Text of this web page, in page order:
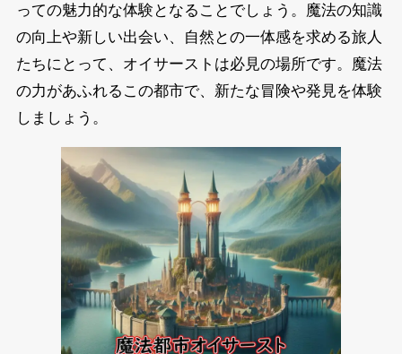
っての魅力的な体験となることでしょう。魔法の知識
の向上や新しい出会い、自然との一体感を求める旅人
たちにとって、オイサーストは必見の場所です。魔法
の力があふれるこの都市で、新たな冒険や発見を体験
しましょう。